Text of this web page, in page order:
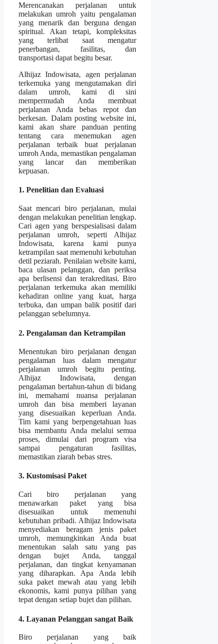
Merencanakan perjalanan untuk
melakukan umroh yaitu pengalaman
yang menarik dan berguna dengan
spiritual. Akan tetapi, kompleksitas
yang terlibat saat mengatur
penerbangan, fasilitas, dan
transportasi dapat begitu besar.
Alhijaz Indowisata, agen perjalanan
terkemuka yang mengutamakan diri
dalam umroh, kami di sini
mempermudah Anda membuat
perjalanan Anda bebas repot dan
berkesan. Dalam posting website ini,
kami akan share panduan penting
tentang cara menemukan agen
perjalanan terbaik buat perjalanan
umroh Anda, memastikan pengalaman
yang lancar dan memberikan
kepuasan.
1. Penelitian dan Evaluasi
Saat mencari biro perjalanan, mulai
dengan melakukan penelitian lengkap.
Cari agen yang berspesialisasi dalam
perjalanan umroh, seperti Alhijaz
Indowisata, karena kami punya
ketrampilan saat memenuhi kebutuhan
detil peziarah. Penilaian website kami,
baca ulasan pelanggan, dan periksa
apa berlisensi dan terakreditasi. Biro
perjalanan terkemuka akan memiliki
kehadiran online yang kuat, harga
terbuka, dan umpan balik positif dari
pelanggan sebelumnya.
2. Pengalaman dan Ketrampilan
Menentukan biro perjalanan dengan
pengalaman luas dalam mengatur
perjalanan umroh begitu penting.
Alhijaz Indowisata, dengan
pengalaman bertahun-tahun di bidang
ini, memahami nuansa perjalanan
umroh dan bisa memberi layanan
yang disesuaikan keperluan Anda.
Tim kami yang berpengetahuan luas
bisa membantu Anda melalui semua
proses, dimulai dari program visa
sampai pengaturan fasilitas,
memastikan ziarah bebas stres.
3. Kustomisasi Paket
Cari biro perjalanan yang
menawarkan paket yang bisa
disesuaikan untuk memenuhi
kebutuhan pribadi. Alhijaz Indowisata
menyediakan beragam jenis paket
umroh, memungkinkan Anda buat
menentukan salah satu yang pas
dengan bujet Anda, tanggal
perjalanan, dan tingkat kenyamanan
yang diharapkan. Apa Anda lebih
suka paket mewah atau yang lebih
ekonomis, kami punya pilihan yang
tepat dengan setiap bujet dan pilihan.
4. Layanan Pelanggan sangat Baik
Biro perjalanan yang baik